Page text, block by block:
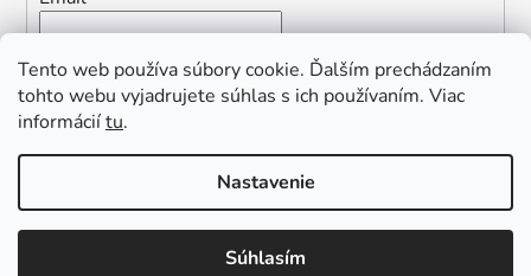
Tento web používa súbory cookie. Ďalším prechádzaním
tohto webu vyjadrujete súhlas s ich používaním. Viac
informáciítu.
Nastavenie
Súhlasím
: Zaplaťte vopred a získajte
Vložením e-mailu súhlasíte s
podmienkami ochrany
osobných údajov
Vytvoril Shoptet Premium
môžem pomôcť?“